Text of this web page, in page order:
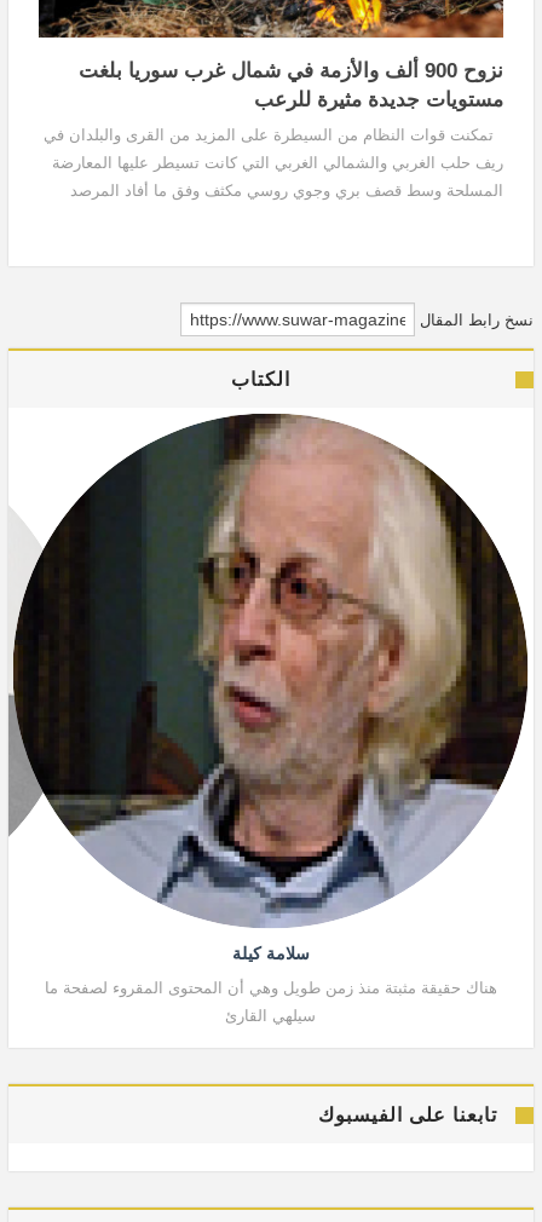
نزوح 900 ألف والأزمة في شمال غرب سوريا بلغت
مستويات جديدة مثيرة للرعب
تمكنت قوات النظام من السيطرة على المزيد من القرى والبلدان في
ريف حلب الغربي والشمالي الغربي التي كانت تسيطر عليها المعارضة
المسلحة وسط قصف بري وجوي روسي مكثف وفق ما أفاد المرصد
نسخ رابط المقال
الكتاب
سلامة كيلة
هناك حقيقة مثبتة منذ زمن طويل وهي أن المحتوى المقروء لصفحة ما
سيلهي القارئ
تابعنا على الفيسبوك